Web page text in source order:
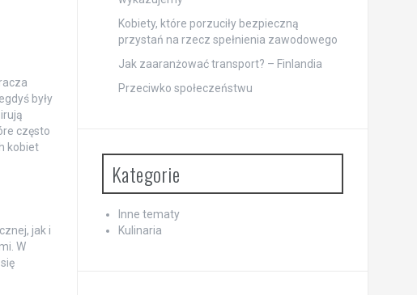
były
często
kobiet
jak i
W
Kobiety, które porzuciły bezpieczną
przystań na rzecz spełnienia zawodowego
Jak zaaranżować transport? – Finlandia
Przeciwko społeczeństwu
Kategorie
Inne tematy
Kulinaria